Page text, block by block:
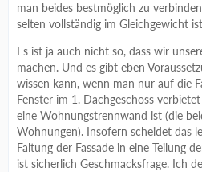
man beides bestmöglich zu
selten vollständig im Gleichgewicht
Es ist ja auch nicht so, dass wir
machen. Und es gibt eben
wissen kann, wenn man nur auf die
Fenster im 1. Dachgeschoss
eine Wohnungstrennwand ist (die
Wohnungen). Insofern scheidet das
Faltung der Fassade in eine Teilung
ist sicherlich Geschmacksfrage. Ich